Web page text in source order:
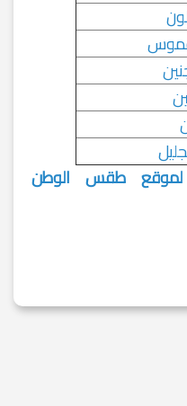
طقس الوطن